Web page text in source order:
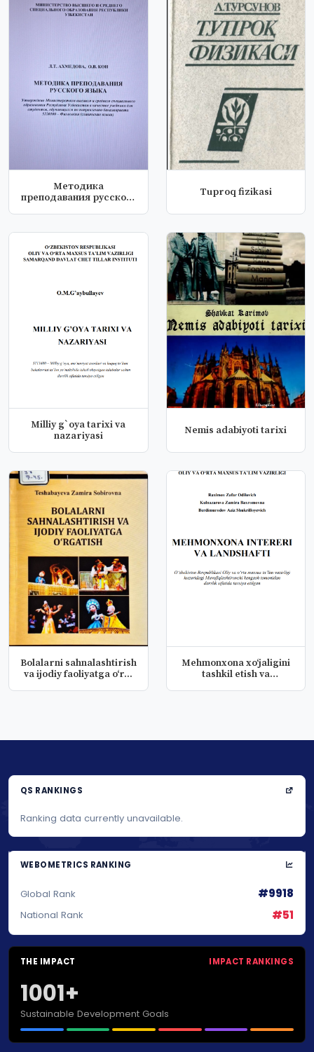
Методика
преподавания русского
Tuproq fizikasi
Milliy g`oya tarixi va
nazariyasi
Nemis adabiyoti tarixi
Bolalarni sahnalashtirish
va ijodiy faoliyatga oʻr...
Mehmonxona xo‘jaligini
tashkil etish va
QS RANKINGS
Ranking data currently unavailable.
WEBOMETRICS RANKING
Global Rank #9918
National Rank #51
THE IMPACT IMPACT RANKINGS
1001+
Sustainable Development Goals